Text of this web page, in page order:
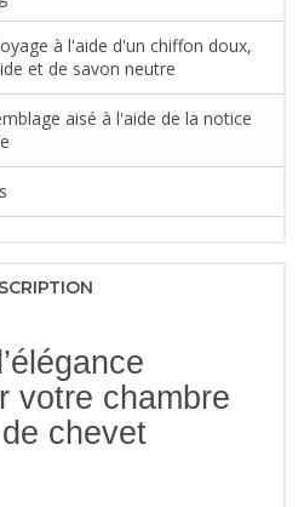
à l'aide d'un chiffon doux,
et de savon neutre
aisé à l'aide de la notice
votre chambre
chevet